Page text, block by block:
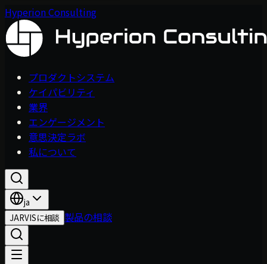
Hyperion Consulting
プロダクトシステム
ケイパビリティ
業界
エンゲージメント
意思決定ラボ
私について
ja
JARVISに相談 製品の相談